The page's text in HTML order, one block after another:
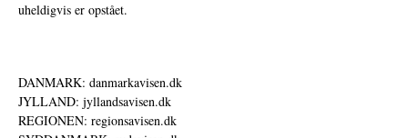
uheldigvis er opstået.
DANMARK: danmarkavisen.dk
JYLLAND: jyllandsavisen.dk
REGIONEN: regionsavisen.dk